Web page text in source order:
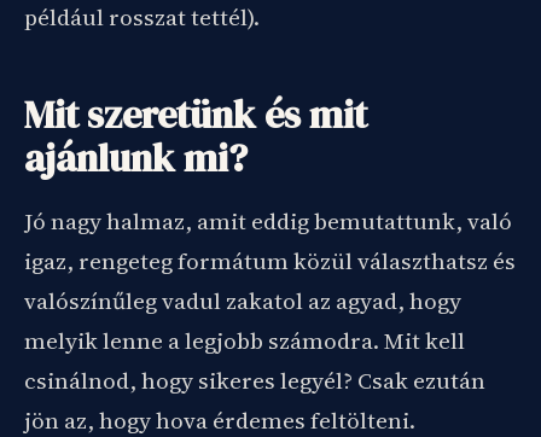
például rosszat tettél).
Mit szeretünk és mit
ajánlunk mi?
Jó nagy halmaz, amit eddig bemutattunk, való
igaz, rengeteg formátum közül választhatsz és
valószínűleg vadul zakatol az agyad, hogy
melyik lenne a legjobb számodra. Mit kell
csinálnod, hogy sikeres legyél? Csak ezután
jön az, hogy hova érdemes feltölteni.